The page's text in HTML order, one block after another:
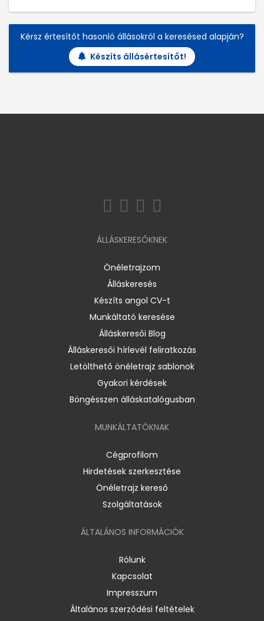
Kérsz értesítőt hasonló állásokról a keresésed alapján?
Készíts állásértesítőt!
ÁLLÁSKERESŐKNEK
Önéletrajzom
Álláskeresés
Készíts angol CV-t
Munkáltató keresése
Álláskeresői Blog
Álláskeresői hírlevél feliratkozás
Letölthető önéletrajz sablonok
Gyakori kérdések
Böngésszen álláskatalógusban
MUNKÁLTATÓKNAK
Cégprofilom
Hirdetések szerkesztése
Önéletrajz kereső
Szolgáltatások
ÁLTALÁNOS INFORMÁCIÓK
Rólunk
Kapcsolat
Impresszum
Általános szerződési feltételek